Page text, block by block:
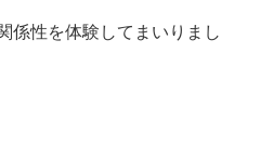
係性を体験してまいりまし